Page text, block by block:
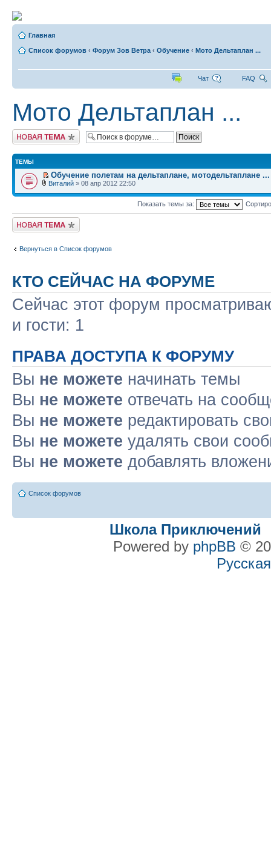
Главная
Список форумов ‹ Форум Зов Ветра ‹ Обучение ‹ Мото Дельтаплан ...
Чат FAQ
Мото Дельтаплан ...
Начать новую тему
ТЕМЫ
Обучение полетам на дельтаплане, мотодельтаплане ...
Виталий » 08 апр 2012 22:50
Показать темы за:
Начать новую тему
Вернуться в Список форумов
КТО СЕЙЧАС НА ФОРУМЕ
Сейчас этот форум
и гости: 1
ПРАВА ДОСТУПА К ФОРУМУ
Вы не можете начинать темы
Вы не можете отвечать на
Вы не можете редактировать
Вы не можете удалять свои
Вы не можете добавлять
Список форумов
Школа
Powered by phpBB ©